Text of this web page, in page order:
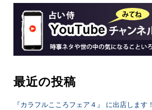
最近の投稿
『カラフルこころフェア４』 に出店します！